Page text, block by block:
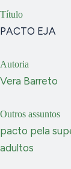
Título
PACTO EJA
Autoria
Vera Barreto
Outros assuntos
pacto pela
adultos